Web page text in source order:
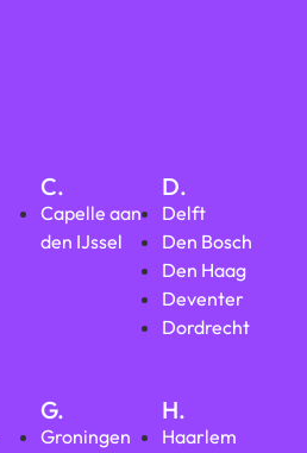
C.
Capelle aan
den IJssel
D.
Delft
Den Bosch
Den Haag
Deventer
Dordrecht
G.
Groningen
H.
Haarlem